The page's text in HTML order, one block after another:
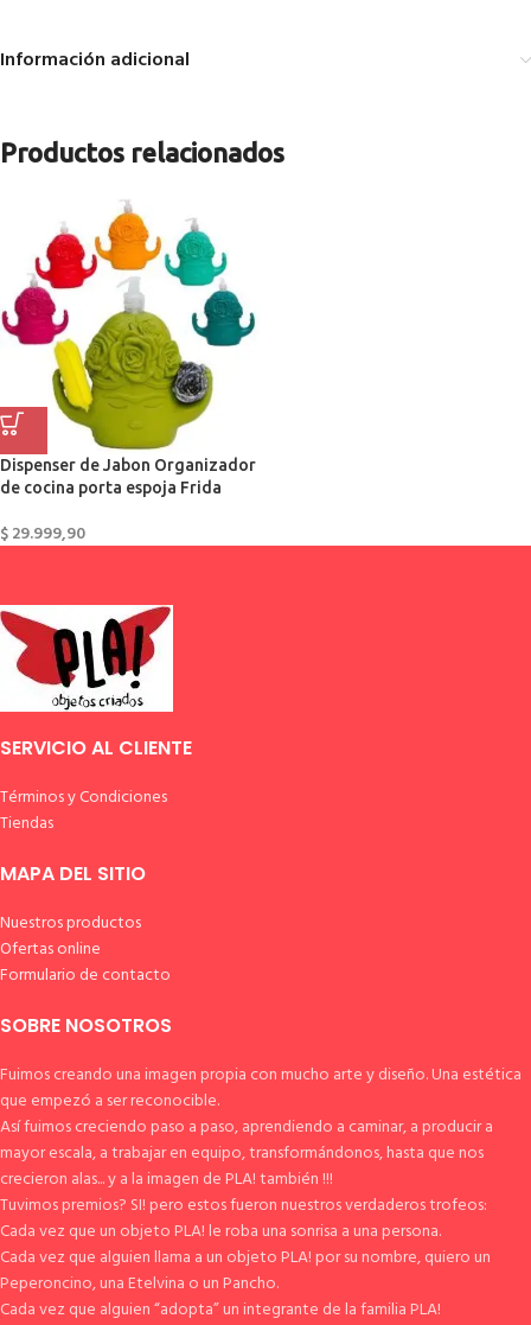
Información adicional
Productos relacionados
Dispenser de Jabon Organizador
de cocina porta espoja Frida
$29.999,90
SERVICIO AL CLIENTE
Términos y Condiciones
Tiendas
MAPA DEL SITIO
Nuestros productos
Ofertas online
Formulario de contacto
SOBRE NOSOTROS
Fuimos creando una imagen propia con mucho arte y diseño. Una estética
que empezó a ser reconocible.
Así fuimos creciendo paso a paso, aprendiendo a caminar, a producir a
mayor escala, a trabajar en equipo, transformándonos, hasta que nos
crecieron alas... y a la imagen de PLA! también !!!
Tuvimos premios? SI! pero estos fueron nuestros verdaderos trofeos:
Cada vez que un objeto PLA! le roba una sonrisa a una persona.
Cada vez que alguien llama a un objeto PLA! por su nombre, quiero un
Peperoncino, una Etelvina o un Pancho.
Cada vez que alguien “adopta” un integrante de la familia PLA!